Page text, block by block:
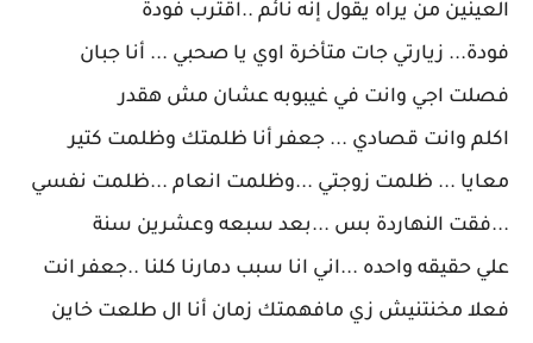
العينين من يراه يقول إنه نائم ..اقترب فودة
فودة... زيارتي جات متأخرة اوي يا صحبي ... أنا جبان
فصلت اجي وانت في غيبوبه عشان مش هقدر
اكلم وانت قصادي ... جعفر أنا ظلمتك وظلمت كتير
معايا ... ظلمت زوجتي ...وظلمت انعام ...ظلمت نفسي
...فقت النهاردة بس ...بعد سبعه وعشرين سنة
علي حقيقه واحده ...اني انا سبب دمارنا كلنا ..جعفر انت
فعلا مخنتنيش زي مافهمتك زمان أنا ال طلعت خاين